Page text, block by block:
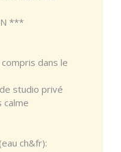
***
dans le
studio privé
ch&fr):